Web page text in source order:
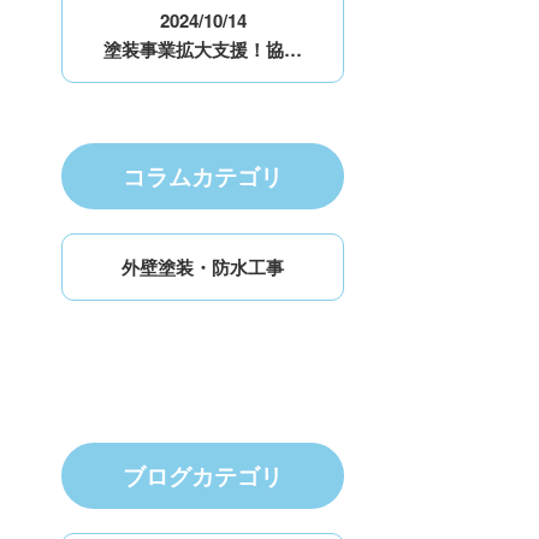
2024/10/14
塗装事業拡大支援！協…
コラムカテゴリ
外壁塗装・防水工事
ブログカテゴリ